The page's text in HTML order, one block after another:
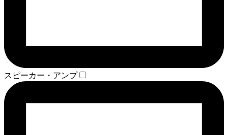
スピーカー・アンプ